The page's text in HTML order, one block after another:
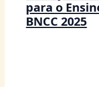
para o
BNCC 2025